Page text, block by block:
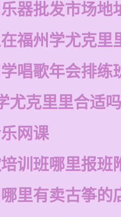
器批发市场地
福州学尤克里
唱歌年会排练
尤克里里合适吗
网课
训班哪里报班
里有卖古筝的